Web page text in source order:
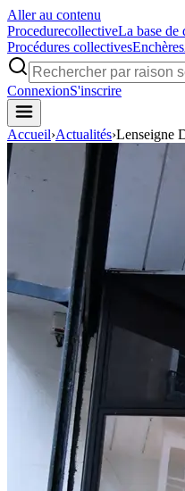
Aller au contenu
ProcedurecollectiveLa base de
Procédures collectivesEnchères
ConnexionS'inscrire
Accueil›Actualités›Lenseigne